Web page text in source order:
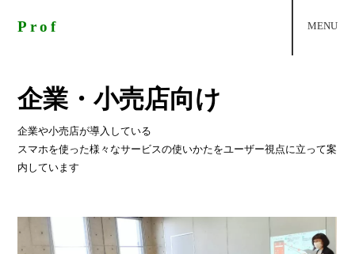
Prof
Prof
企業・小売店向け
企業や小売店が導入している
スマホを使った様々なサービスの使いかたをユーザー視点に立って案
内しています
MENU